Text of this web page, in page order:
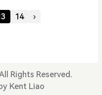
！环境也不错，就是现
14 ›
Rights Reserved.
Kent Liao